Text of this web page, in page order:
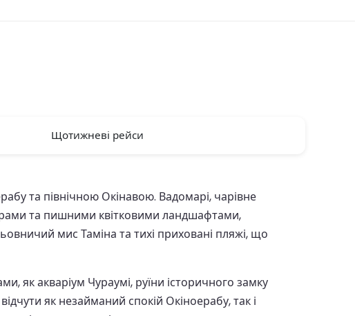
Щотижневі рейси
та північною Окінавою. Вадомарі, чарівне
та пишними квітковими ландшафтами,
мис Таміна та тихі приховані пляжі, що
як акваріум Чураумі, руїни історичного замку
як незайманий спокій Окіноерабу, так і